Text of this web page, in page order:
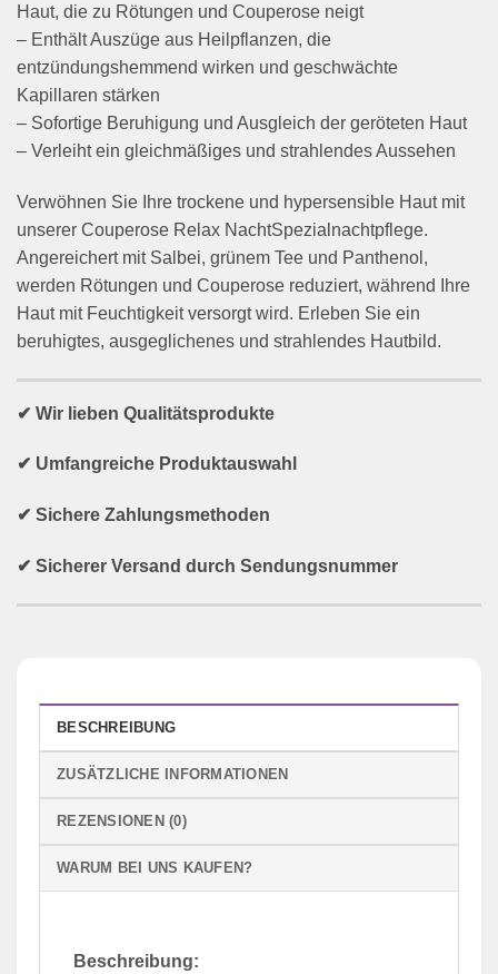
Haut, die zu Rötungen und Couperose neigt
– Enthält Auszüge aus Heilpflanzen, die
entzündungshemmend wirken und geschwächte
Kapillaren stärken
– Sofortige Beruhigung und Ausgleich der geröteten Haut
– Verleiht ein gleichmäßiges und strahlendes Aussehen
Verwöhnen Sie Ihre trockene und hypersensible Haut mit
unserer Couperose Relax NachtSpezialnachtpflege.
Angereichert mit Salbei, grünem Tee und Panthenol,
werden Rötungen und Couperose reduziert, während Ihre
Haut mit Feuchtigkeit versorgt wird. Erleben Sie ein
beruhigtes, ausgeglichenes und strahlendes Hautbild.
✔ Wir lieben Qualitätsprodukte
✔ Umfangreiche Produktauswahl
✔ Sichere Zahlungsmethoden
✔ Sicherer Versand durch Sendungsnummer
BESCHREIBUNG
ZUSÄTZLICHE INFORMATIONEN
REZENSIONEN (0)
WARUM BEI UNS KAUFEN?
Beschreibung: